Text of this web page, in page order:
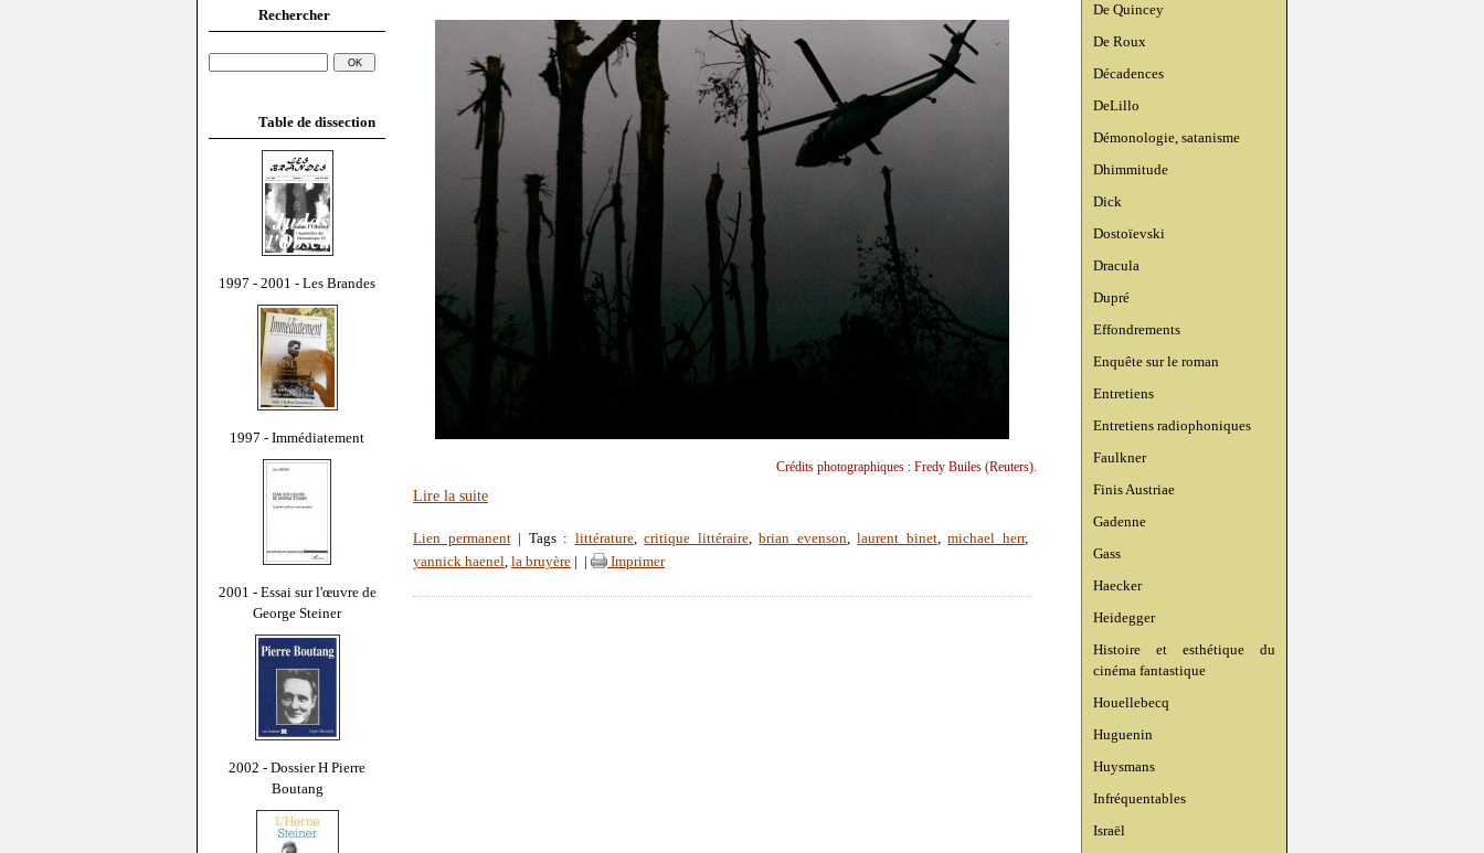
Rechercher
Table de dissection
1997 - 2001 - Les Brandes
1997 - Immédiatement
2001 - Essai sur l'œuvre de
George Steiner
2002 - Dossier H Pierre
Boutang
De Quincey
De Roux
Décadences
DeLillo
Démonologie, satanisme
Dhimmitude
Dick
Dostoïevski
Dracula
Dupré
Effondrements
Enquête sur le roman
Entretiens
Entretiens radiophoniques
Faulkner
Finis Austriae
Gadenne
Gass
Haecker
Heidegger
Histoire et esthétique du
cinéma fantastique
Houellebecq
Huguenin
Huysmans
Infréquentables
Israël
Crédits photographiques : Fredy Builes (Reuters).
Lire la suite
Lien permanent| Tags : littérature,critique littéraire,brian evenson,laurent binet,michael herr,
yannick haenel, la bruyère Imprimer